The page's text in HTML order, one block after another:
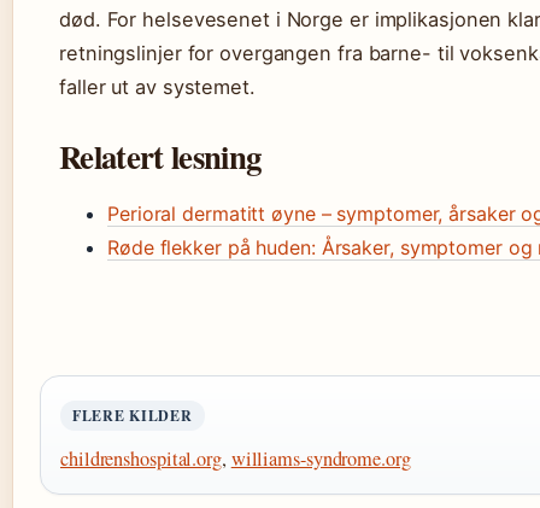
død. For helsevesenet i Norge er implikasjonen
retningslinjer for overgangen fra barne- til
faller ut av systemet.
Relatert lesning
Perioral dermatitt øyne – symptomer, årsaker
Røde flekker på huden: Årsaker, symptomer
FLERE KILDER
childrenshospital.org, williams-syndrome.org